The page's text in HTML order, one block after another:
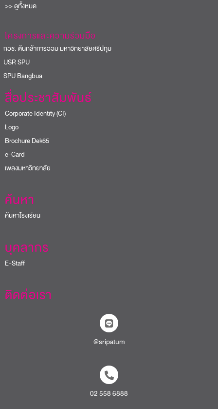
>> ดูทั้งหมด
โครงการและความร่วมมือ
ช. ต้นกล้าการออม มหาวิทยาลัยศรีปทุม
SPU
Bangbua
สื่อประชาสัมพันธ์
Corporate Identity (CI)
Logo
Brochure Dek65
e-Card
เพลงมหาวิทยาลัย
ค้นหา
ค้นหาโรงเรียน
บุคลากร
E-Staff
ติดต่อเรา
@sripatum
02 558 6888